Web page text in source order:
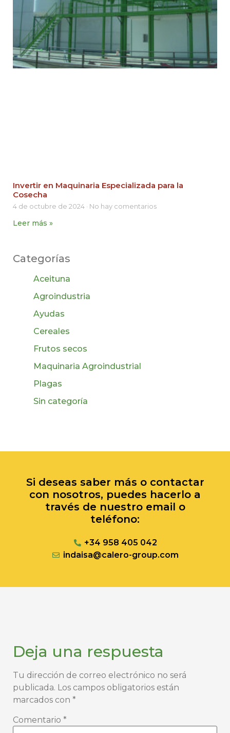
Invertir en Maquinaria Especializada para la
Cosecha
4 de octubre de 2024 No hay comentarios
Leer más »
Categorías
Aceituna
Agroindustria
Ayudas
Cereales
Frutos secos
Maquinaria Agroindustrial
Plagas
Sin categoría
Si deseas saber más o contactar
con nosotros, puedes hacerlo a
través de nuestro email o
teléfono:
+34 958 405 042
indaisa@calero-group.com
Deja una respuesta
Tu dirección de correo electrónico no será
publicada. Los campos obligatorios están
marcados con *
Comentario *